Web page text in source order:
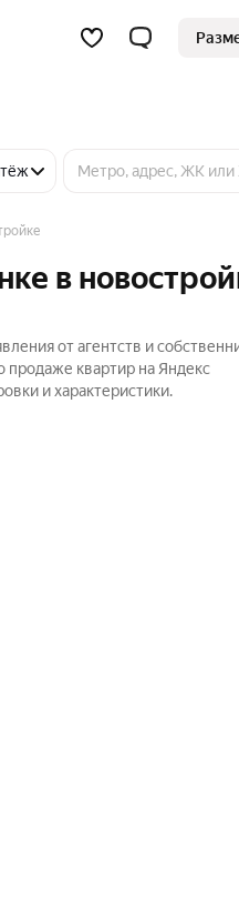
в
от агентств и
продаже квартир на Яндекс
и характеристики.